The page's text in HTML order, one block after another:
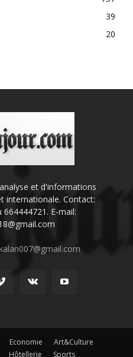
39
20
et d'informations
internationale. Contact:
E-mail:
Economie
Art&Culture
Hôtellerie Sports